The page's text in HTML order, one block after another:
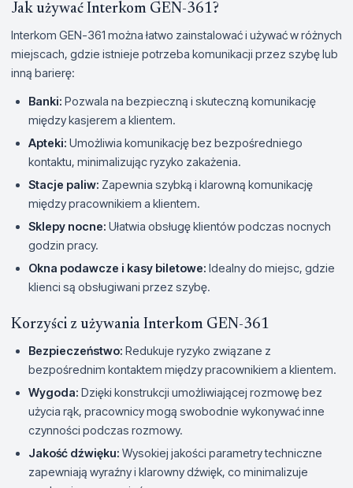
Jak używać Interkom GEN-361?
Interkom GEN-361 można łatwo zainstalować i używać w różnych
miejscach, gdzie istnieje potrzeba komunikacji przez szybę lub
inną barierę:
Banki: Pozwala na bezpieczną i skuteczną komunikację
między kasjerem a klientem.
Apteki: Umożliwia komunikację bez bezpośredniego
kontaktu, minimalizując ryzyko zakażenia.
Stacje paliw: Zapewnia szybką i klarowną komunikację
między pracownikiem a klientem.
Sklepy nocne: Ułatwia obsługę klientów podczas nocnych
godzin pracy.
Okna podawcze i kasy biletowe: Idealny do miejsc, gdzie
klienci są obsługiwani przez szybę.
Korzyści z używania Interkom GEN-361
Bezpieczeństwo: Redukuje ryzyko związane z
bezpośrednim kontaktem między pracownikiem a klientem.
Wygoda: Dzięki konstrukcji umożliwiającej rozmowę bez
użycia rąk, pracownicy mogą swobodnie wykonywać inne
czynności podczas rozmowy.
Jakość dźwięku: Wysokiej jakości parametry techniczne
zapewniają wyraźny i klarowny dźwięk, co minimalizuje